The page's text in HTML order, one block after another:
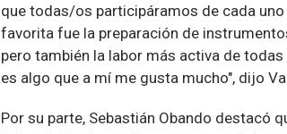
que todas/os participáramos de cada
favorita fue la preparación de
pero también la labor más activa de
es algo que a mí me gusta mucho", dijo
Por su parte, Sebastián Obando destacó